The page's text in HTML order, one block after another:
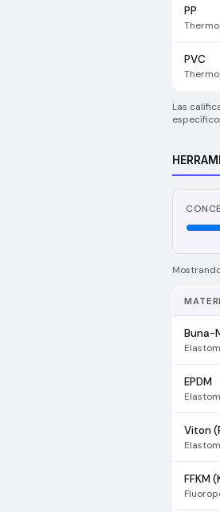
PP
PVC
Las
Buna-
EPDM
Viton
FFKM